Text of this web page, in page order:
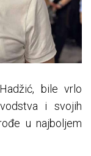
bile vrlo
i svojih
u najboljem